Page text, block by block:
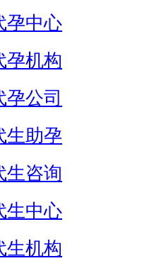
孕中心
孕机构
公司
生助孕
生咨询
生中心
生机构